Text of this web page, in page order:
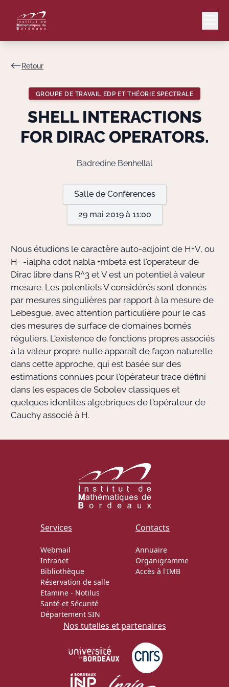
Lang
Actions
Doctorant·e·s
Bibliothèque
Informatique
Retour
GROUPE DE TRAVAIL EDP ET THÉORIE SPECTRALE
SHELL INTERACTIONS
FOR DIRAC OPERATORS.
Badredine Benhellal
Salle de Conférences
29 mai 2019 à 11:00
Nous étudions le caractère auto-adjoint de H+V, ou
H= -ialpha cdot nabla +mbeta est l'operateur de
Dirac libre dans R^3 et V est un potentiel à valeur
mesure. Les potentiels V considérés sont donnés
par mesures singulières par rapport à la mesure de
Lebesgue, avec attention particulière pour le cas
des mesures de surface de domaines bornés
réguliers. L'existence de fonctions propres associés
à la valeur propre nulle apparaît de façon naturelle
dans cette approche, qui est basée sur des
estimations connues pour l'opérateur trace défini
dans les espaces de Sobolev classiques et
quelques identités algébriques de l'opérateur de
Cauchy associé à H.
Services
Webmail
Intranet
Bibliothèque
Réservation de salle
Etamine - Notilus
Santé et Sécurité
Département SIN
Contacts
Annuaire
Organigramme
Accès à l'IMB
Nos tutelles et partenaires